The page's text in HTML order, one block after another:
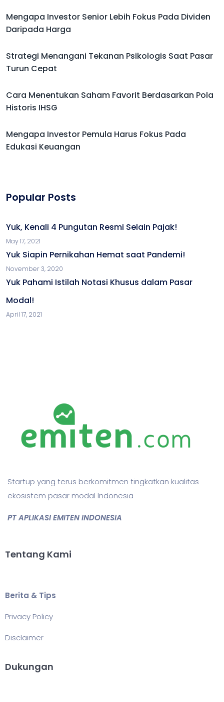
Mengapa Investor Senior Lebih Fokus Pada Dividen
Daripada Harga
Strategi Menangani Tekanan Psikologis Saat Pasar
Turun Cepat
Cara Menentukan Saham Favorit Berdasarkan Pola
Historis IHSG
Mengapa Investor Pemula Harus Fokus Pada
Edukasi Keuangan
Popular Posts
Yuk, Kenali 4 Pungutan Resmi Selain Pajak!
May 17, 2021
Yuk Siapin Pernikahan Hemat saat Pandemi!
November 3, 2020
Yuk Pahami Istilah Notasi Khusus dalam Pasar
Modal!
April 17, 2021
Startup yang terus berkomitmen tingkatkan kualitas
ekosistem pasar modal Indonesia
PT APLIKASI EMITEN INDONESIA
Tentang Kami
Berita & Tips
Privacy Policy
Disclaimer
Dukungan